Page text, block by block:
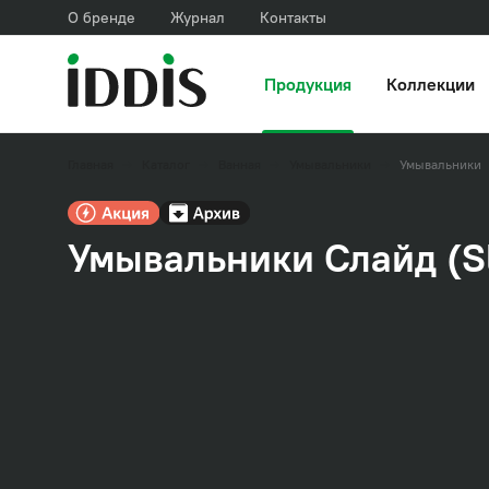
О бренде Журнал Контакты
Продукция Коллекции
Умывальники
Умывальники Слайд